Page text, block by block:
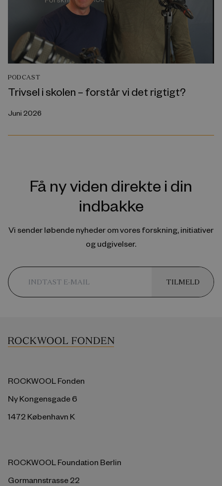
PODCAST
Trivsel i skolen – forstår vi det rigtigt?
Juni 2026
Få ny viden direkte i din
indbakke
Vi sender løbende nyheder om vores forskning, initiativer
og udgivelser.
TILMELD
ROCKWOOL Fonden
Ny Kongensgade 6
1472 København K
ROCKWOOL Foundation Berlin
Gormannstrasse 22